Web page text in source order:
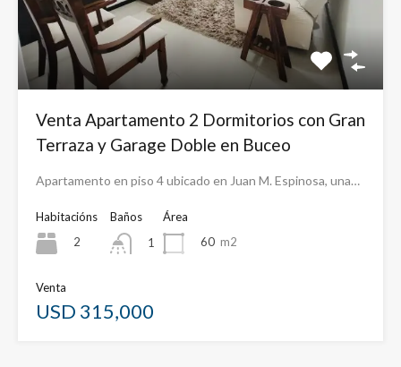
Venta Apartamento 2 Dormitorios con Gran
Terraza y Garage Doble en Buceo
Apartamento en piso 4 ubicado en Juan M. Espinosa, una…
Habitacións
2
Baños
1
Área
60 m2
Venta
USD 315,000